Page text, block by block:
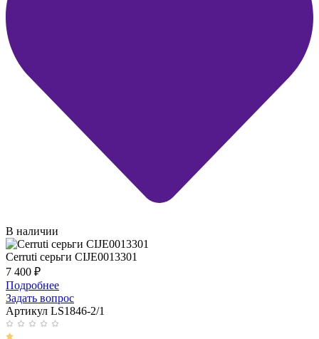
В наличии
Cerruti серьги CIJE0013301
7 400 ₽
Подробнее
Задать вопрос
Артикул LS1846-2/1